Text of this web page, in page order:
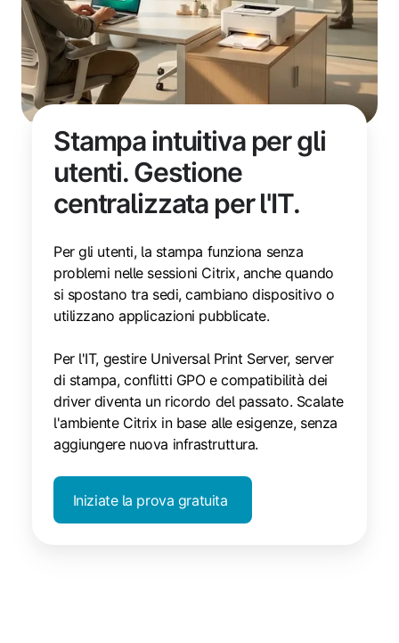
Stampa intuitiva per gli
utenti. Gestione
centralizzata per l'IT.
Per gli utenti, la stampa funziona senza
problemi nelle sessioni Citrix, anche quando
si spostano tra sedi, cambiano dispositivo o
utilizzano applicazioni pubblicate.
Per l'IT, gestire Universal Print Server, server
di stampa, conflitti GPO e compatibilità dei
driver diventa un ricordo del passato. Scalate
l'ambiente Citrix in base alle esigenze, senza
aggiungere nuova infrastruttura.
Iniziate la prova gratuita